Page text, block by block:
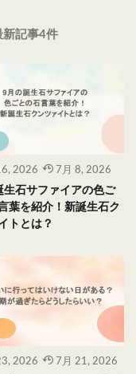
新記事4件
2026 7月 8, 2026
生石サファイアの色ご
葉を紹介！新誕生石ク
トとは？
2026 7月 21, 2026